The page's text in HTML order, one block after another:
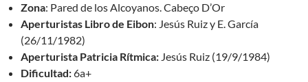
Zona: Pared de los Alcoyanos. Cabeço D’Or
Aperturistas Libro de Eibon: Jesús Ruiz y E. García
(26/11/1982)
Aperturista Patricia Rítmica: Jesús Ruiz (19/9/1984)
Dificultad:6a+